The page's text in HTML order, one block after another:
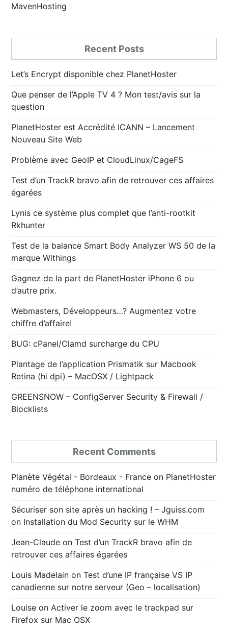
MavenHosting
Recent Posts
Let’s Encrypt disponible chez PlanetHoster
Que penser de l’Apple TV 4 ? Mon test/avis sur la
question
PlanetHoster est Accrédité ICANN – Lancement
Nouveau Site Web
Problème avec GeoIP et CloudLinux/CageFS
Test d’un TrackR bravo afin de retrouver ces affaires
égarées
Lynis ce système plus complet que l’anti-rootkit
Rkhunter
Test de la balance Smart Body Analyzer WS 50 de la
marque Withings
Gagnez de la part de PlanetHoster iPhone 6 ou
d’autre prix.
Webmasters, Développeurs…? Augmentez votre
chiffre d’affaire!
BUG: cPanel/Clamd surcharge du CPU
Plantage de l’application Prismatik sur Macbook
Retina (hi dpi) – MacOSX / Lightpack
GREENSNOW – ConfigServer Security & Firewall /
Blocklists
Recent Comments
Planète Végétal - Bordeaux - France on PlanetHoster
numéro de téléphone international
Sécuriser son site après un hacking ! – Jguiss.com
on Installation du Mod Security sur le WHM
Jean-Claude onTest d’un TrackR bravo afin de
retrouver ces affaires égarées
Louis Madelain onTest d’une IP française VS IP
canadienne sur notre serveur (Geo – localisation)
Louise on Activer le zoom avec le trackpad sur
Firefox sur Mac OSX